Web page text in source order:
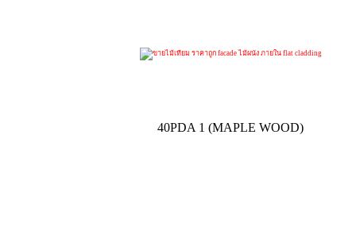
40PDA 1 (MAPLE WOOD)